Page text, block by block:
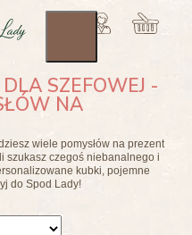
SZEFOWEJ -
NA
wiele pomysłów na prezent
szukasz czegoś niebanalnego i
kubki, pojemne
do Spod Lady!